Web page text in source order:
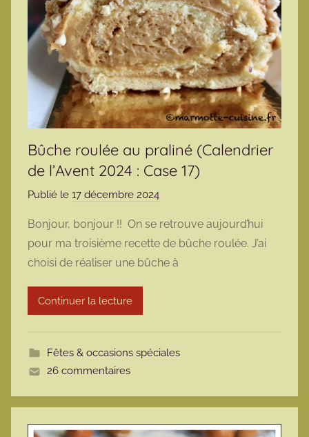
Bûche roulée au praliné (Calendrier
de l’Avent 2024 : Case 17)
Publié le 17 décembre 2024
r
m
a
t
Bonjour, bonjour !! On se retrouve aujourd’hui
pour ma troisième recette de bûche roulée. J’ai
choisi de réaliser une bûche à
Continuer la lecture
Fêtes & occasions spéciales
26 commentaires